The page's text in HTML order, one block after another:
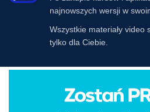
najnowszych wersji w
Wszystkie materiały
tylko dla Ciebie.